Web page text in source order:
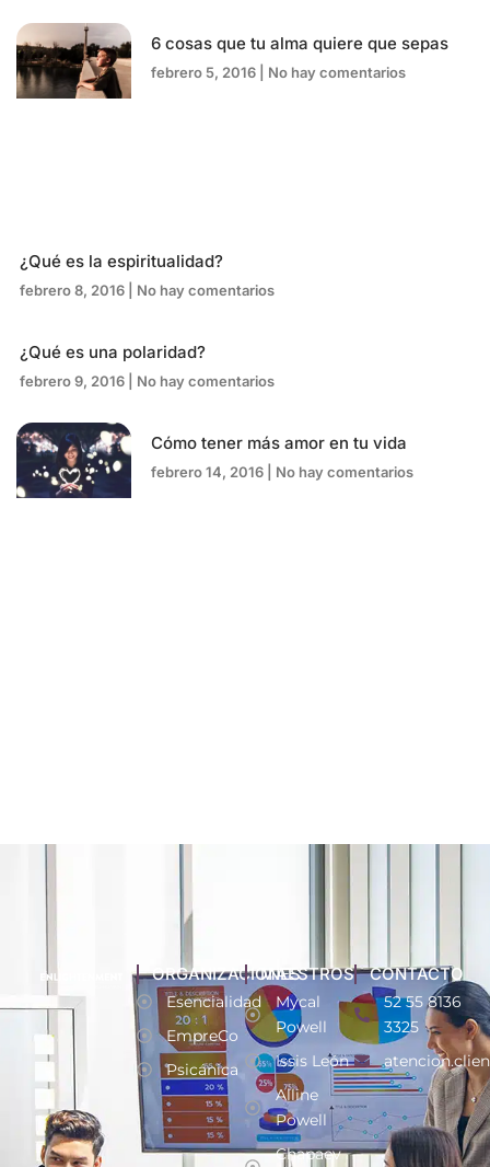
6 cosas que tu alma quiere que sepas
febrero 5, 2016 No hay comentarios
¿Qué es la espiritualidad?
febrero 8, 2016 No hay comentarios
¿Qué es una polaridad?
febrero 9, 2016 No hay comentarios
Cómo tener más amor en tu vida
febrero 14, 2016 No hay comentarios
ORGANIZACIONES
Esencialidad
EmpreCo
Psicánica
MAESTROS
Mycal
Powell
Issis León
Alline
Powell
Chapaev
CONTACTO
52 55 8136
3325